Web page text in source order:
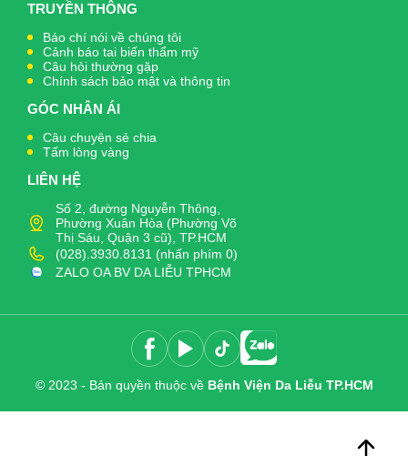
TRUYỀN THÔNG
Báo chí nói về chúng tôi
Cảnh báo tai biến thẩm mỹ
Câu hỏi thường gặp
Chính sách bảo mật và thông tin
GÓC NHÂN ÁI
Câu chuyện sẻ chia
Tấm lòng vàng
LIÊN HỆ
Số 2, đường Nguyễn Thông,
Phường Xuân Hòa (Phường Võ
Thị Sáu, Quận 3 cũ), TP.HCM
(028).3930.8131 (nhấn phím 0)
ZALO OA BV DA LIỄU TPHCM
© 2023 - Bản quyền thuộc về Bệnh Viện Da Liễu TP.HCM